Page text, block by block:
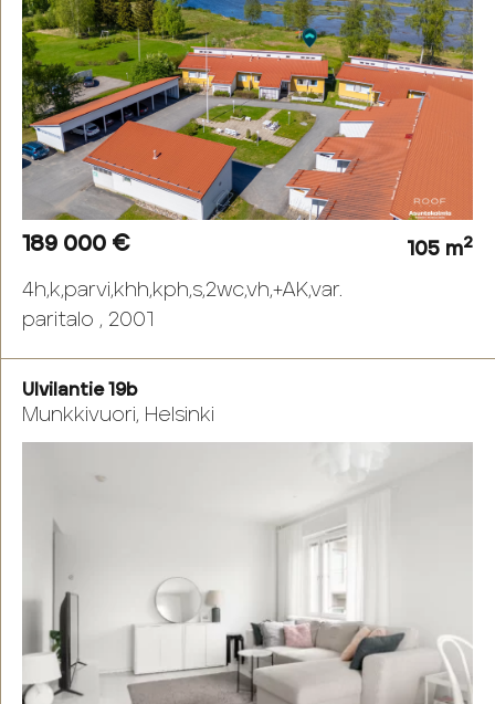
189 000 € 105 m2
4h,k,parvi,khh,kph,s,2wc,vh,+AK,var.
paritalo , 2001
Ulvilantie 19b
Munkkivuori, Helsinki